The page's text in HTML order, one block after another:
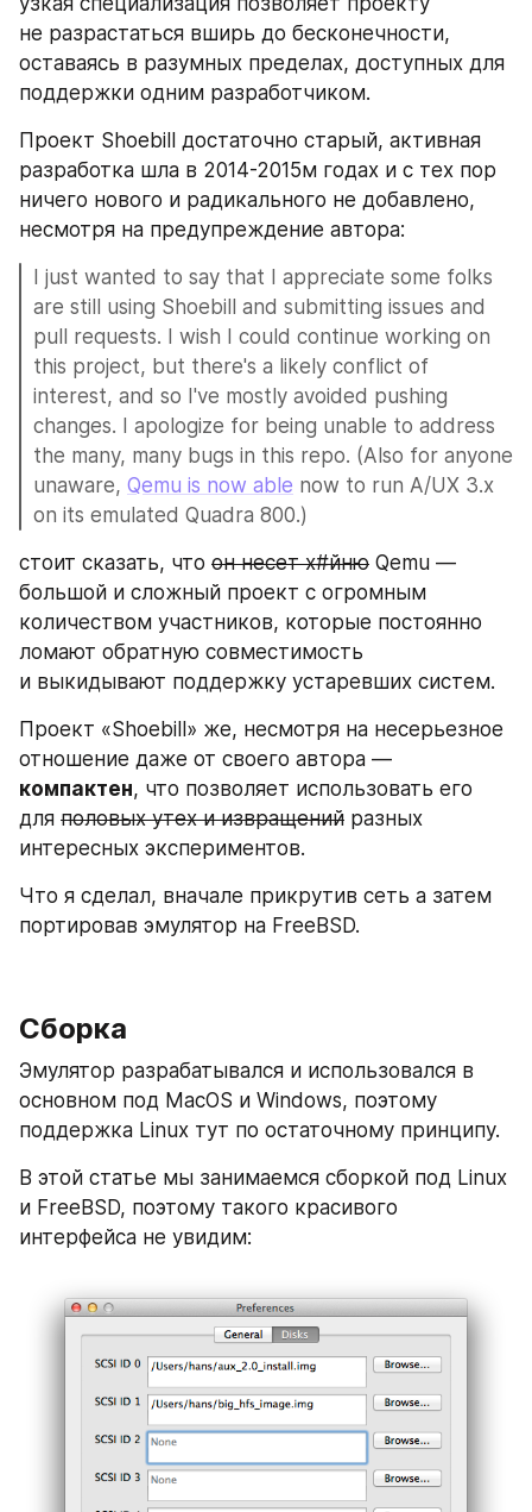
не разрастаться вширь до бесконечности,
оставаясь в разумных пределах, доступных для
поддержки одним разработчиком.
Проект Shoebill достаточно старый, активная
разработка шла в 2014-2015м годах и с тех пор
ничего нового и радикального не добавлено,
несмотря на предупреждение автора:
I just wanted to say that I appreciate some folks
are still using Shoebill and submitting issues and
pull requests. I wish I could continue working on
this project, but there's a likely conflict of
interest, and so I've mostly avoided pushing
changes. I apologize for being unable to address
the many, many bugs in this repo. (Also for anyone
unaware, Qemu is now able now to run A/UX 3.x
on its emulated Quadra 800.)
стоит сказать, что он несет х#йню Qemu —
большой и сложный проект с огромным
количеством участников, которые постоянно
ломают обратную совместимость
и выкидывают поддержку устаревших систем.
Проект «Shoebill» же, несмотря на несерьезное
компактен, что позволяет использовать его
для половых утех и извращений разных
интересных экспериментов.
Что я сделал, вначале прикрутив сеть а затем
портировав эмулятор на FreeBSD.
Сборка
Эмулятор разрабатывался и использовался в
основном под MacOS и Windows, поэтому
поддержка Linux тут по остаточному принципу.
В этой статье мы занимаемся сборкой под Linux
и FreeBSD, поэтому такого красивого
интерфейса не увидим: